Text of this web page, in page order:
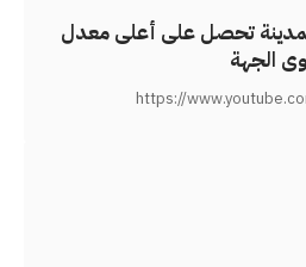
تحصل على أعلى معدل
الجهة
https://